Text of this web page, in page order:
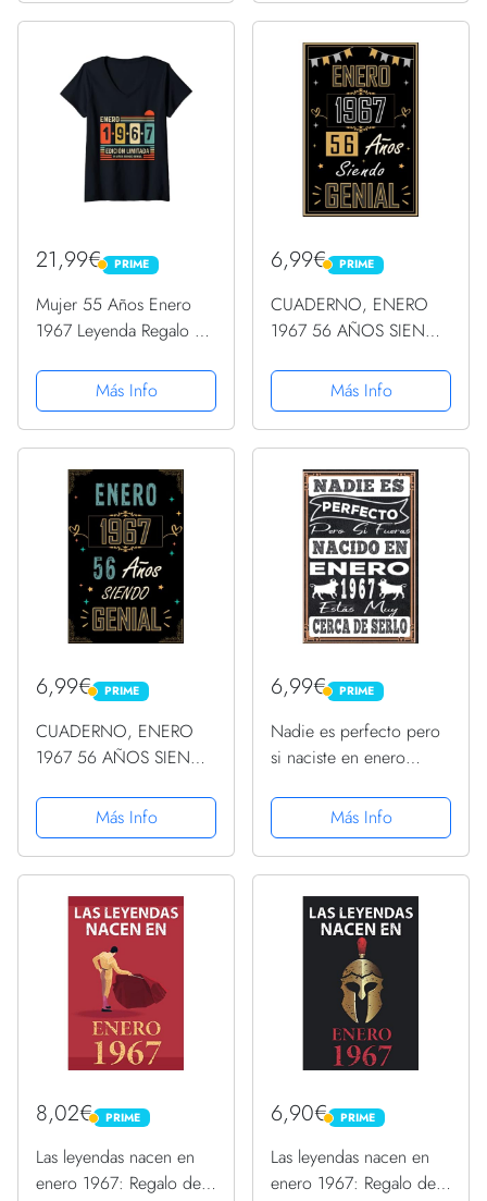
21,99€ PRIME
PRIME
Mujer 55 Años Enero
1967 Leyenda Regalo 55
Cuello VMás Info
6,99€ PRIME
PRIME
CUADERNO, ENERO
1967 56 AÑOS SIENDO
cumpleaños para
mujeres y hombres,
ideas de 56
cumpleaños... divertido,
... regalo...
Más Info
6,99€ PRIME
PRIME
CUADERNO, ENERO
1967 56 AÑOS SIENDO
cumpleaños para
mujeres y hombres,
ideas de 56
cumpleaños... divertido,
... regalo...
Más Info
6,99€ PRIME
PRIME
Nadie es perfecto pero
si naciste en enero
cumpleaños de enero |
Citas de motivación |
Feliz cumpleaños |
... de...
Más Info
8,02€ PRIME
PRIME
Las leyendas nacen en
enero 1967: Regalo de
6,90€ PRIME
PRIME
Las leyendas nacen en
enero 1967: Regalo de